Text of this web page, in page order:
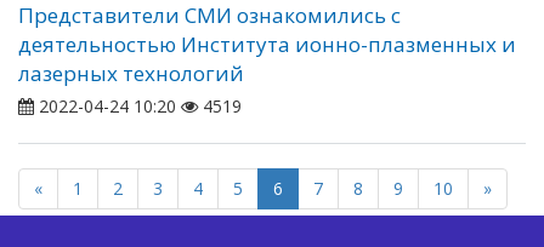
Представители СМИ ознакомились с
деятельностью Института ионно-плазменных и
лазерных технологий
2022-04-24 10:20 4519
« 1 2 3 4 5 6 7 8 9 10 »